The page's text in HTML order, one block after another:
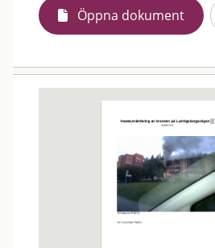
Öppna dokument